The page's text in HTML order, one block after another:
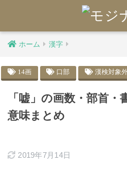
ホーム 漢字
14画 口部 漢検対象
「嘘」の画数・部首・
意味まとめ
2019年7月14日